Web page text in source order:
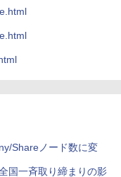
Shareノード数に変
国一斉取り締まりの影